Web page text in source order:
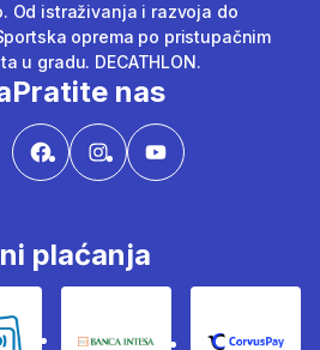
Od istraživanja i razvoja do
oprema po pristupačnim
u gradu. DECATHLON.
Pratite nas
plaćanja